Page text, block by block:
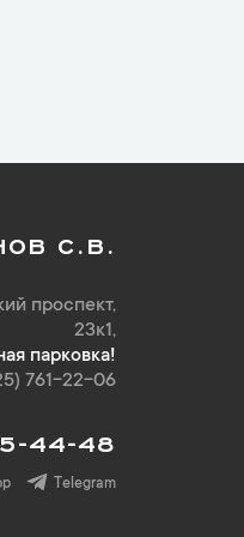
С.В.
проспект,
23к1,
парковка!
761-22-06
44-48
Telegram